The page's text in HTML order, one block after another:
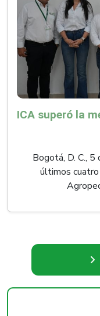
Bogotá, D. C.,
últimos